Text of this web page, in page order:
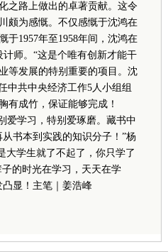
路上做出的卓著贡献。这令
颇为感慨。不仅感慨于沈鸿在
于1957年至1958年间，沈鸿在
师。“这是个唯有创新才能干
等发展的特别重要的项目。沈
中共中央经济工作5人小组组
有成竹，保证能够完成！
学习，特别爱琢磨。藏书中
书本到实践的知识分子！”杨
大学生就了不起了，你只学了
的时光在学习，天天在学
显！主笔｜姜浩峰